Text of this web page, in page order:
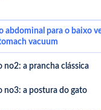
abdominal para o baixo
vacuum
no2: a prancha clássica
no3: a postura do gato